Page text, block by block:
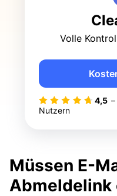
Volle
4,5
Nutzern
Müssen E-
Abmeldelink